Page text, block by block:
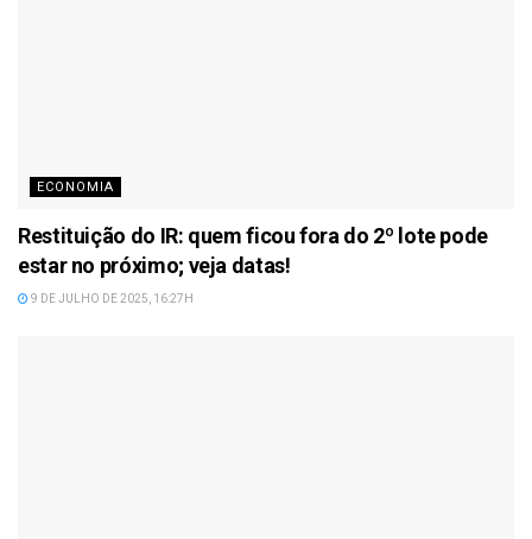
ECONOMIA
Restituição do IR: quem ficou fora do 2º lote pode
estar no próximo; veja datas!
9 DE JULHO DE 2025, 16:27H